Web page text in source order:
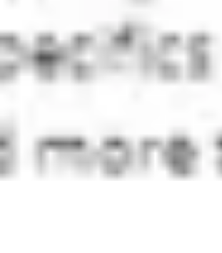
Diagrammes et cartographie